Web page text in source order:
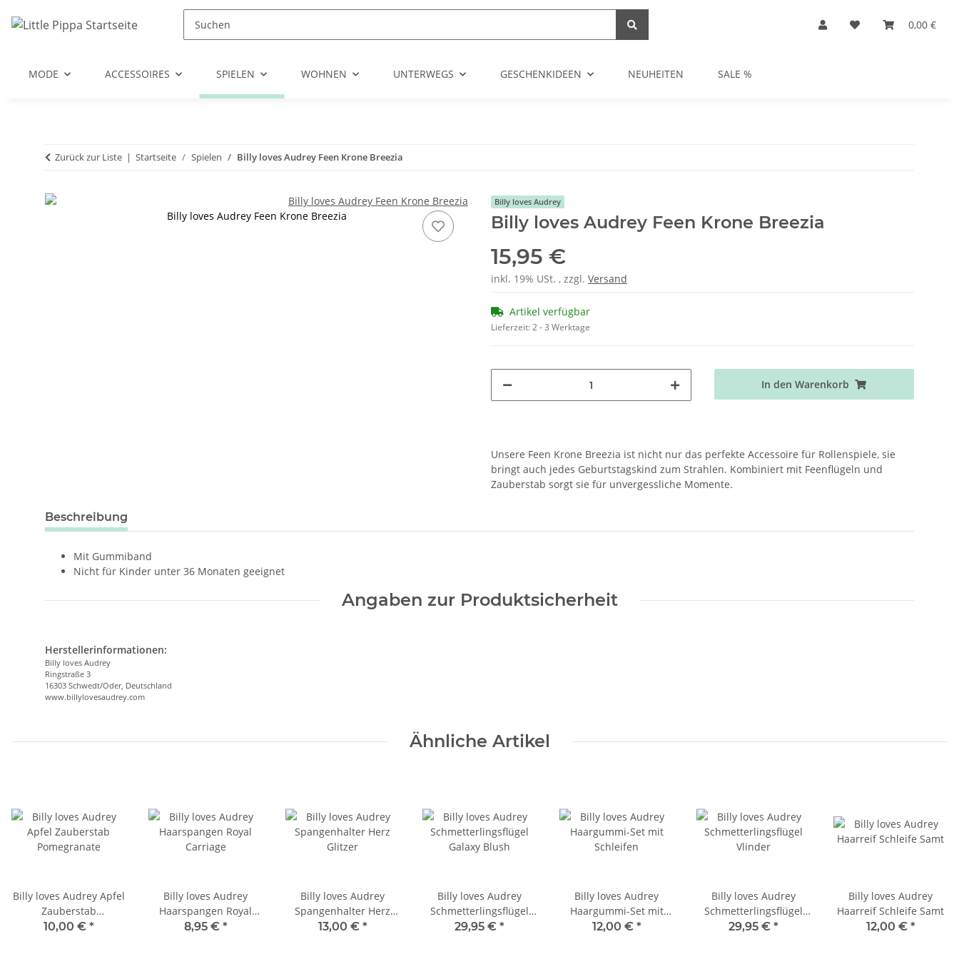
0,00 €
MODE ACCESSOIRES SPIELEN WOHNEN UNTERWEGS GESCHENKIDEEN NEUHEITEN SALE %
Zurück zur Liste Startseite Spielen Billy loves Audrey Feen Krone Breezia
Billy loves Audrey Feen Krone Breezia
Billy loves Audrey
Billy loves Audrey Feen Krone Breezia
15,95 €
inkl. 19% USt. , zzgl. Versand
Artikel verfügbar
Lieferzeit:2 - 3 Werktage
In den Warenkorb
Unsere Feen Krone Breezia ist nicht nur das perfekte Accessoire für Rollenspiele, sie
bringt auch jedes Geburtstagskind zum Strahlen. Kombiniert mit Feenflügeln und
Zauberstab sorgt sie für unvergessliche Momente.
weitere Registerkarten anzeigen
Beschreibung
Mit Gummiband
Nicht für Kinder unter 36 Monaten geeignet
Angaben zur Produktsicherheit
Herstellerinformationen:
Billy loves Audrey
Ringstraße 3
16303 Schwedt/Oder, Deutschland
www.billylovesaudrey.com
Ähnliche Artikel
Billy loves Audrey Apfel
Zauberstab
Pomegranate
10,00 € *
Billy loves Audrey
Haarspangen Royal
Carriage
8,95 € *
Billy loves Audrey
Spangenhalter Herz
Glitzer
13,00 € *
Billy loves Audrey
Schmetterlingsflügel
Galaxy Blush
29,95 € *
Billy loves Audrey
Haargummi-Set mit
Schleifen
12,00 € *
Billy loves Audrey
Schmetterlingsflügel
Vlinder
29,95 € *
Billy loves Audrey
Haarreif Schleife Samt
12,00 € *